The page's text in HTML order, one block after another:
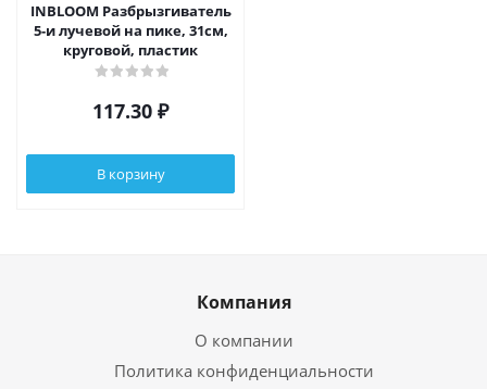
INBLOOM Разбрызгиватель
5-и лучевой на пике, 31см,
круговой, пластик
117.30 ₽
В корзину
Компания
О компании
Политика конфиденциальности